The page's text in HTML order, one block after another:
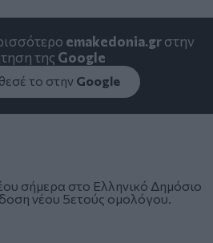
emakedonia.grστην
της Google
το στην Google
σήμερα στο Ελληνικό Δημόσιο
νέου 5ετούς ομολόγου.